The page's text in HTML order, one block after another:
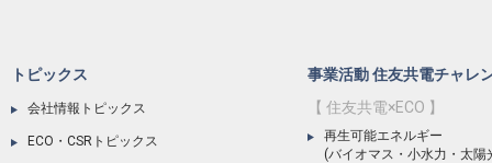
トピックス
会社情報トピックス
ECO・CSRトピックス
事業活動 住友共電チャレ
【 住友共電×ECO 】
再生可能エネルギー
(バイオマス・小水力・太陽